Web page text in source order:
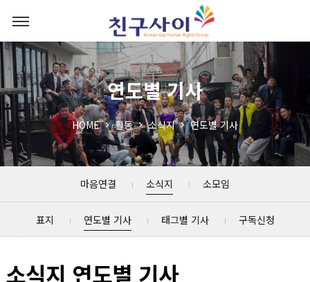
연도별 기사
HOME 활동 소식지 연도별 기사
마음연결 소식지 소모임
표지 연도별 기사 태그별 기사 구독신청
소식지 연도별 기사